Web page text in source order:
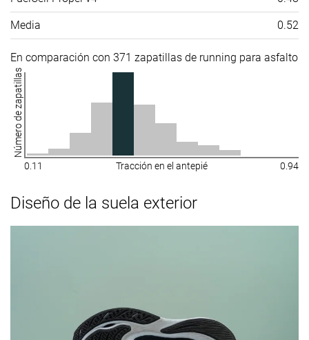
Media 0.52
En comparación con 371 zapatillas de running para asfalto
Número de zapatillas
0.11 Tracción en el antepié 0.94
Diseño de la suela exterior